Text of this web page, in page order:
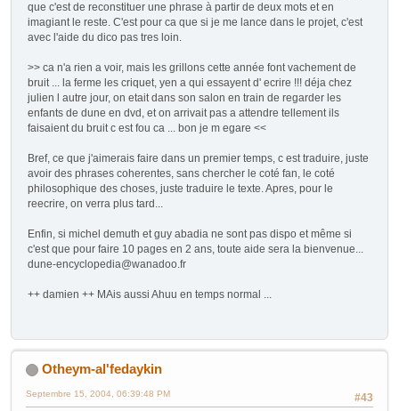
que c'est de reconstituer une phrase à partir de deux mots et en
imagiant le reste. C'est pour ca que si je me lance dans le projet, c'est
avec l'aide du dico pas tres loin.
>> ca n'a rien a voir, mais les grillons cette année font vachement de
bruit ... la ferme les criquet, yen a qui essayent d' ecrire !!! déja chez
julien l autre jour, on etait dans son salon en train de regarder les
enfants de dune en dvd, et on arrivait pas a attendre tellement ils
faisaient du bruit c est fou ca ... bon je m egare <<
Bref, ce que j'aimerais faire dans un premier temps, c est traduire, juste
avoir des phrases coherentes, sans chercher le coté fan, le coté
philosophique des choses, juste traduire le texte. Apres, pour le
reecrire, on verra plus tard...
Enfin, si michel demuth et guy abadia ne sont pas dispo et même si
c'est que pour faire 10 pages en 2 ans, toute aide sera la bienvenue...
dune-encyclopedia@wanadoo.fr
++ damien ++ MAis aussi Ahuu en temps normal ...
Otheym-al'fedaykin
#43
Septembre 15, 2004, 06:39:48 PM